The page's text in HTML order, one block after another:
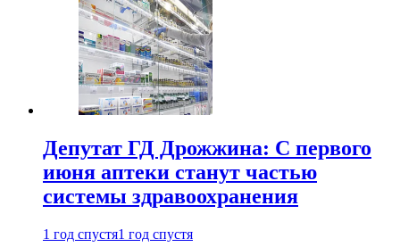
Депутат ГД Дрожжина: С первого
июня аптеки станут частью
системы здравоохранения
1 год спустя1 год спустя